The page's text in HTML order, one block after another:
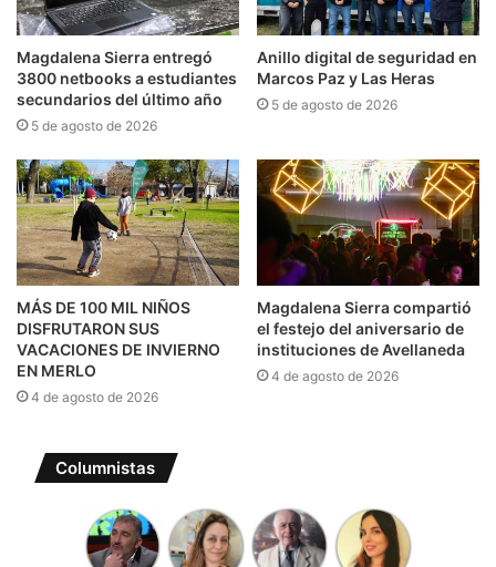
Magdalena Sierra entregó
3800 netbooks a estudiantes
secundarios del último año
5 de agosto de 2026
Anillo digital de seguridad en
Marcos Paz y Las Heras
5 de agosto de 2026
MÁS DE 100 MIL NIÑOS
DISFRUTARON SUS
VACACIONES DE INVIERNO
EN MERLO
4 de agosto de 2026
Magdalena Sierra compartió
el festejo del aniversario de
instituciones de Avellaneda
4 de agosto de 2026
Columnistas